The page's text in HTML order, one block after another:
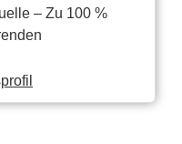
– Zu 100 %